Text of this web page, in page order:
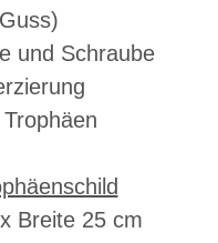
und Schraube
Breite 25 cm